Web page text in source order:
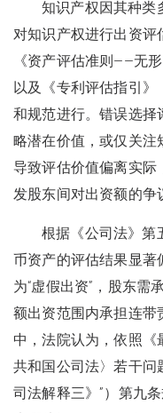
知识产权因其种类
对知识产权进行出资评
《资产评估准则——无
以及《专利评估指引》
和规范进行。错误选择
略潜在价值，或仅关注
导致评估价值偏离实际
发股东间对出资额的争
根据《公司法》第
币资产的评估结果显著
为“虚假出资”，股东需
额出资范围内承担连带
中，法院认为，依照
共和国公司法〉若干问
司法解释三》”）第九